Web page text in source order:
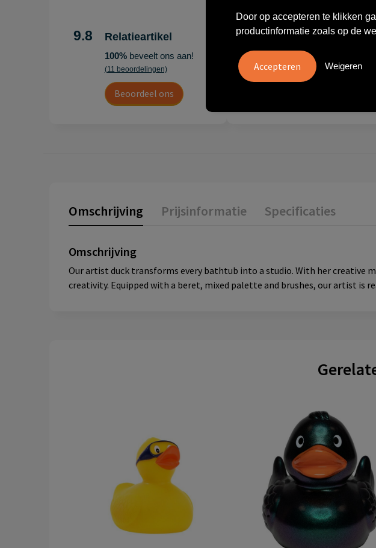
9.8 Relatieartikel
100%beveelt ons aan!
(11 beoordelingen)
Beoordeel ons
"Erg tevreden over
Hoogenboom/Ravelli Relatie
persoonlijk en prettig, we w..."
Leontien
Omschrijving Prijsinformatie Specificaties
Omschrijving
Our artist duck transforms every bathtub into a studio. With her creative
creativity. Equipped with a beret, mixed palette and brushes, our artist is
Door op accepteren te klikken
productinformatie zoals op de
Weigeren